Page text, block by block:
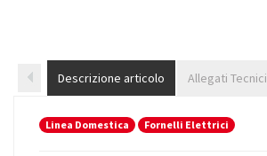
Descrizione articolo Allegati Tecnici
Linea Domestica Fornelli Elettrici